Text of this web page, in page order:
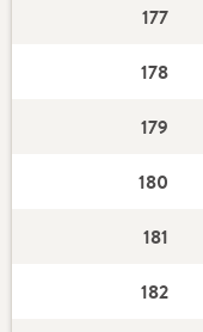
177
178
179
180
181
182